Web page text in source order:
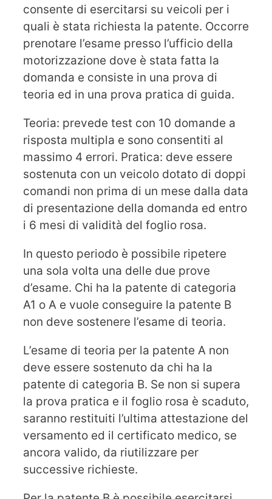
consente di esercitarsi su veicoli per i
quali è stata richiesta la patente. Occorre
prenotare l’esame presso l’ufficio della
motorizzazione dove è stata fatta la
domanda e consiste in una prova di
teoria ed in una prova pratica di guida.
Teoria: prevede test con 10 domande a
risposta multipla e sono consentiti al
massimo 4 errori. Pratica: deve essere
sostenuta con un veicolo dotato di doppi
comandi non prima di un mese dalla data
di presentazione della domanda ed entro
i 6 mesi di validità del foglio rosa.
In questo periodo è possibile ripetere
una sola volta una delle due prove
d’esame. Chi ha la patente di categoria
A1 o A e vuole conseguire la patente B
non deve sostenere l’esame di teoria.
L’esame di teoria per la patente A non
deve essere sostenuto da chi ha la
patente di categoria B. Se non si supera
la prova pratica e il foglio rosa è scaduto,
saranno restituiti l’ultima attestazione del
versamento ed il certificato medico, se
ancora valido, da riutilizzare per
successive richieste.